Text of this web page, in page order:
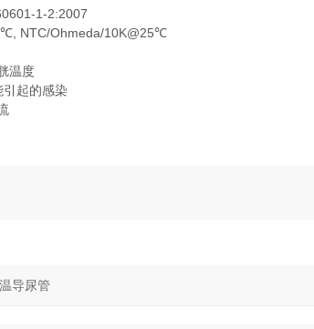
1-2:2007
NTC/Ohmeda/10K@25℃
温度
起的感染